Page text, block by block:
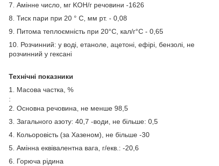
7. Амінне число, мг KOH/г речовини -1626
8. Тиск пари при 20 ° C, мм рт. - 0,08
9. Питома теплоємність при 20°C, кал/г°C - 0,65
10. Розчинний: у воді, етаноле, ацетоні, ефірі, бензолі, не
розчинний у гексані
Технічні показники
1. Масова частка, %
:
2. Основна речовина, не менше 98,5
3. Загального азоту: 40,7 -води, не більше: 0,5
4. Кольоровість (за Хазеном), не більше -30
5. Амінна еквівалентна вага, г/екв.: -20,6
6. Горюча рідина